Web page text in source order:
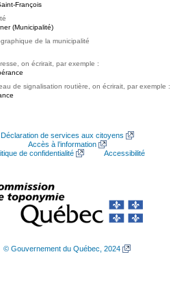
François
(Municipalité)
de la municipalité
on écrirait, par exemple :
de signalisation routière, on écrirait, par exemple :
Déclaration de services aux citoyens
Accès à l’information
de confidentialité
Accessibilité
© Gouvernement du Québec, 2024